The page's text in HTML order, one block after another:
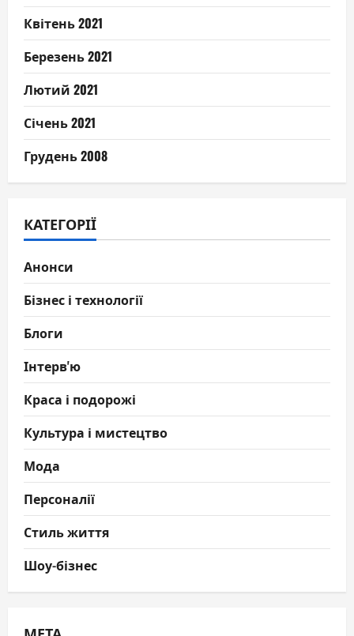
Квітень 2021
Березень 2021
Лютий 2021
Січень 2021
Грудень 2008
КАТЕГОРІЇ
Анонси
Бізнес і технології
Блоги
Інтерв'ю
Краса і подорожі
Культура і мистецтво
Мода
Персоналії
Стиль життя
Шоу-бізнес